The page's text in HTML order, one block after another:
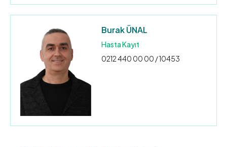
Burak ÜNAL
Hasta Kayıt
0212 440 00 00 / 10453